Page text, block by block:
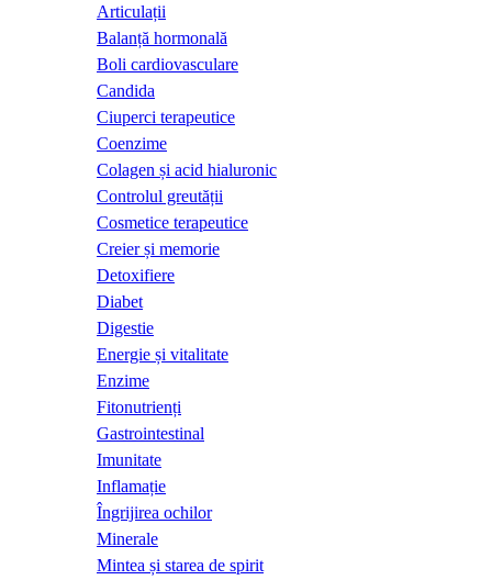
Articulații
Balanță hormonală
Boli cardiovasculare
Candida
Ciuperci terapeutice
Coenzime
Colagen și acid hialuronic
Controlul greutății
Cosmetice terapeutice
Creier și memorie
Detoxifiere
Diabet
Digestie
Energie și vitalitate
Enzime
Fitonutrienți
Gastrointestinal
Imunitate
Inflamație
Îngrijirea ochilor
Minerale
Mintea și starea de spirit